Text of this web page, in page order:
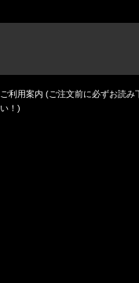
ご利用案内 (ご注文前に必ずお読み
い！)